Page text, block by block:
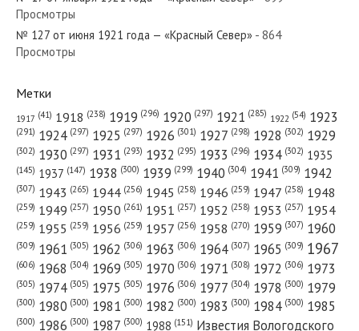
№ 281 от декабря 1983 года — «Красный Север»
№ 287 от декабря 1979 года — «Красный Север»
№ 28 от февраля 1975 года — «Красный Север»
Просмотры
№ 127 от июня 1921 года — «Красный Север» - 864
Просмотры
Метки
1917 (41) 1918 (238) 1919 (296) 1920 (297) 1921 (285) 1922 (54) 1923
(291) 1924 (297) 1925 (297) 1926 (301) 1927 (298) 1928 (302) 1929
(302) 1930 (297) 1931 (293) 1932 (295) 1933 (296) 1934 (302) 1935
(145) 1937 (147) 1938 (300) 1939 (299) 1940 (304) 1941 (309) 1942
(307) 1943 (265) 1944 (256) 1945 (258) 1946 (259) 1947 (258) 1948
(259) 1949 (257) 1950 (261) 1951 (257) 1952 (258) 1953 (257) 1954
(259) 1955 (259) 1956 (259) 1957 (256) 1958 (270) 1959 (307) 1960
(309) 1961 (305) 1962 (306) 1963 (306) 1964 (307) 1965 (309) 1967
(606) 1968 (304) 1969 (305) 1970 (306) 1971 (308) 1972 (306) 1973
(305) 1974 (305) 1975 (305) 1976 (306) 1977 (304) 1978 (300) 1979
(300) 1980 (300) 1981 (300) 1982 (300) 1983 (300) 1984 (300) 1985
(300) 1986 (300) 1987 (300) 1988 (151) Известия Вологодского